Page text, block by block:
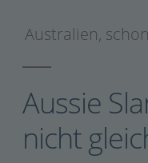
Australien,
Aussie
nicht